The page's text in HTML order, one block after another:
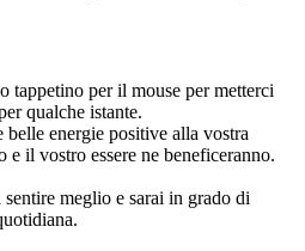
tappetino per il mouse per metterci
qualche istante.
energie positive alla vostra
il vostro essere ne beneficeranno.
meglio e sarai in grado di